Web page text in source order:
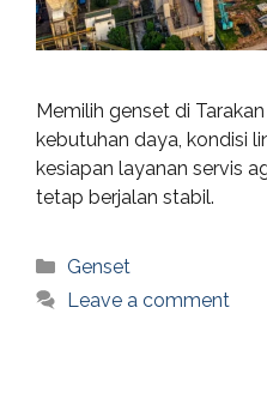
Memilih genset di
kebutuhan daya, kondisi
kesiapan layanan servis
tetap berjalan stabil.
Categories
Genset
Leave a comment